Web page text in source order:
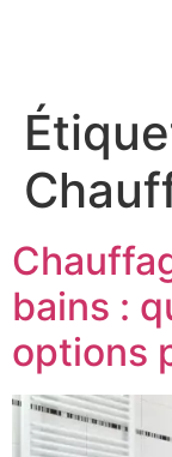
bains :
options